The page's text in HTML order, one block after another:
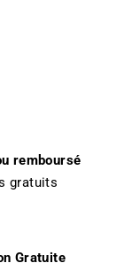
remboursé
gratuits
Gratuite